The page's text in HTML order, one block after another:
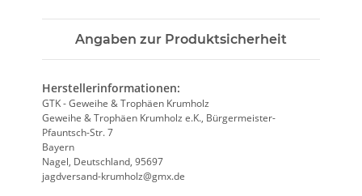
Angaben zur Produktsicherheit
Herstellerinformationen:
GTK - Geweihe & Trophäen Krumholz
Geweihe & Trophäen Krumholz e.K., Bürgermeister-
Pfauntsch-Str. 7
Bayern
Nagel, Deutschland, 95697
jagdversand-krumholz@gmx.de